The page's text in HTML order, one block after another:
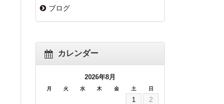
ブログ
カレンダー
2026年8月
月 火 水 木 金 土 日
1
2